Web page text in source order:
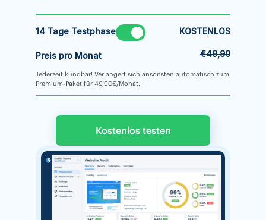
14 Tage Testphase KOSTENLOS
Preis pro Monat €49,90
Jederzeit kündbar! Verlängert sich ansonsten automatisch zum
Premium-Paket für 49,90€/Monat.
Kostenlos testen